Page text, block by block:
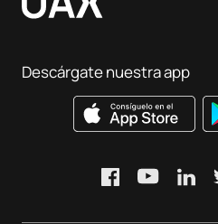
Descárgate nuestra app